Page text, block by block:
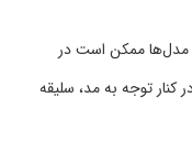
مدل‌ها ممکن است در
توجه به مد، سلیقه